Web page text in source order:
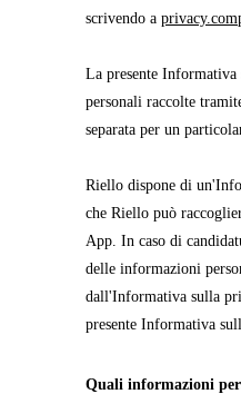
scrivendo a
La presente
personali raccolte
separata per un
Riello dispone di
che Riello può
App. In caso di
delle informazioni
dall'Informativa sulla
presente Informativa
Quali informazioni